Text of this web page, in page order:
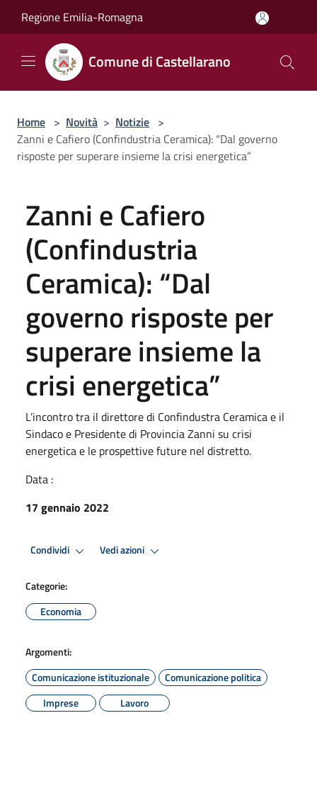
Regione Emilia-Romagna
Comune di Castellarano
Home > Novità > Notizie >
Zanni e Cafiero (Confindustria Ceramica): “Dal governo
risposte per superare insieme la crisi energetica”
Zanni e Cafiero
(Confindustria
Ceramica): “Dal
governo risposte per
superare insieme la
crisi energetica”
L’incontro tra il direttore di Confindustra Ceramica e il
Sindaco e Presidente di Provincia Zanni su crisi
energetica e le prospettive future nel distretto.
Data :
17 gennaio 2022
Condividi Vedi azioni
Categorie:
Economia
Argomenti:
Comunicazione istituzionale
Comunicazione politica
Imprese
Lavoro